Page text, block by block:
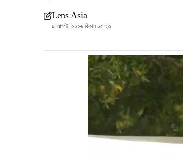
Lens Asia
৯ আগস্ট, ২০২৬ বিকাল ০৫:২৩